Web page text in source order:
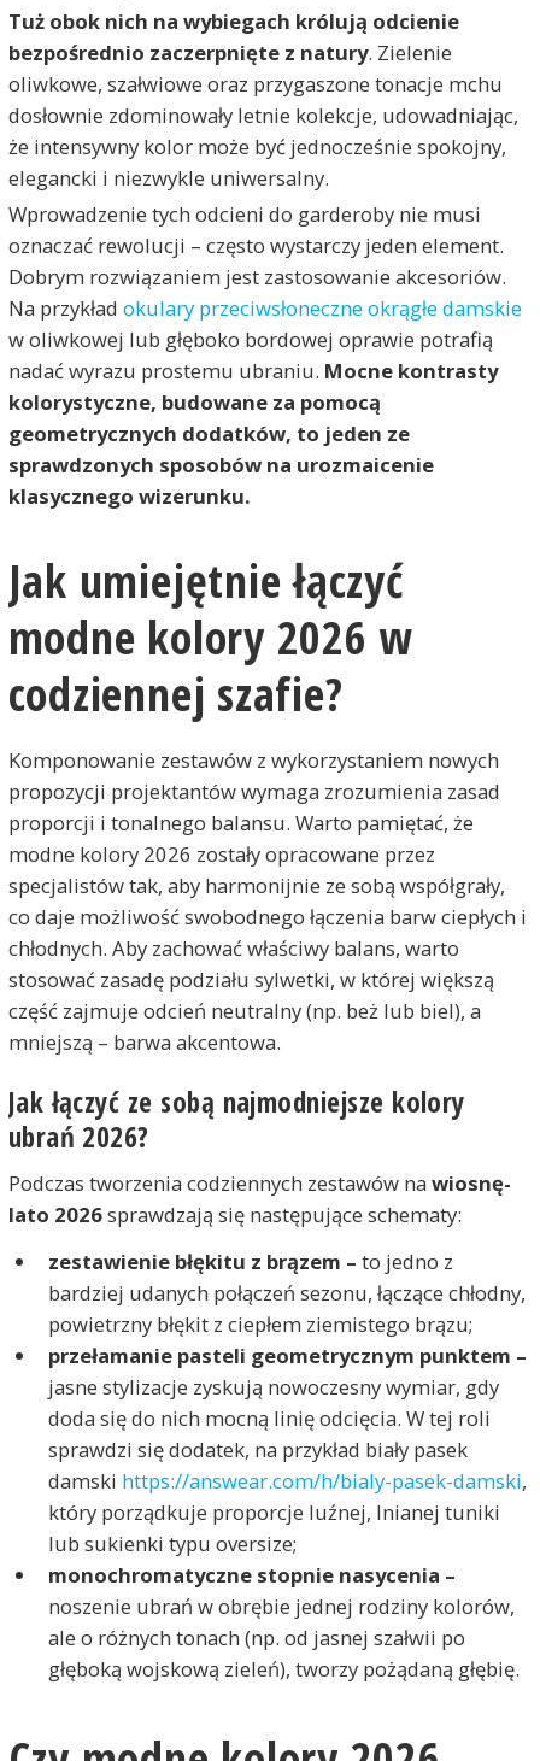
Tuż obok nich na wybiegach królują odcienie
bezpośrednio zaczerpnięte z natury. Zielenie
oliwkowe, szałwiowe oraz przygaszone tonacje mchu
dosłownie zdominowały letnie kolekcje, udowadniając,
że intensywny kolor może być jednocześnie spokojny,
elegancki i niezwykle uniwersalny.
Wprowadzenie tych odcieni do garderoby nie musi
oznaczać rewolucji – często wystarczy jeden element.
Dobrym rozwiązaniem jest zastosowanie akcesoriów.
Na przykład okulary przeciwsłoneczne okrągłe damskie
w oliwkowej lub głęboko bordowej oprawie potrafią
nadać wyrazu prostemu ubraniu. Mocne kontrasty
kolorystyczne, budowane za pomocą
geometrycznych dodatków, to jeden ze
sprawdzonych sposobów na urozmaicenie
klasycznego wizerunku.
Jak umiejętnie łączyć
modne kolory 2026 w
codziennej szafie?
Komponowanie zestawów z wykorzystaniem nowych
propozycji projektantów wymaga zrozumienia zasad
proporcji i tonalnego balansu. Warto pamiętać, że
modne kolory 2026 zostały opracowane przez
specjalistów tak, aby harmonijnie ze sobą współgrały,
co daje możliwość swobodnego łączenia barw ciepłych i
chłodnych. Aby zachować właściwy balans, warto
stosować zasadę podziału sylwetki, w której większą
część zajmuje odcień neutralny (np. beż lub biel), a
mniejszą – barwa akcentowa.
Jak łączyć ze sobą najmodniejsze kolory
ubrań 2026?
Podczas tworzenia codziennych zestawów na wiosnę-
lato 2026sprawdzają się następujące schematy:
zestawienie błękitu z brązem – to jedno z
bardziej udanych połączeń sezonu, łączące chłodny,
powietrzny błękit z ciepłem ziemistego brązu;
przełamanie pasteli geometrycznym punktem –
jasne stylizacje zyskują nowoczesny wymiar, gdy
doda się do nich mocną linię odcięcia. W tej roli
sprawdzi się dodatek, na przykład biały pasek
damski https://answear.com/h/bialy-pasek-damski,
który porządkuje proporcje luźnej, lnianej tuniki
lub sukienki typu oversize;
monochromatyczne stopnie nasycenia –
noszenie ubrań w obrębie jednej rodziny kolorów,
ale o różnych tonach (np. od jasnej szałwii po
głęboką wojskową zieleń), tworzy pożądaną głębię.